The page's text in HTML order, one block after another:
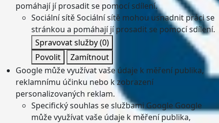
pomáhají jí prosadit se pomocí sdílení.
Sociální sítěSociální sítě mohou usnadnit práci se
stránkou a pomáhají jí prosadit se pomocí sdílení.
Spravovat služby(0)
Povolit
Zamítnout
Google může využívat vaše údaje k měření publika,
reklamnímu účinku nebo k zobrazení
personalizovaných reklam.
Specifický souhlas se službami Google Google
může využívat vaše údaje k měření publika,